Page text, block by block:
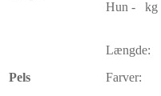
Hun - kg
Pels
Længde:
Farver: